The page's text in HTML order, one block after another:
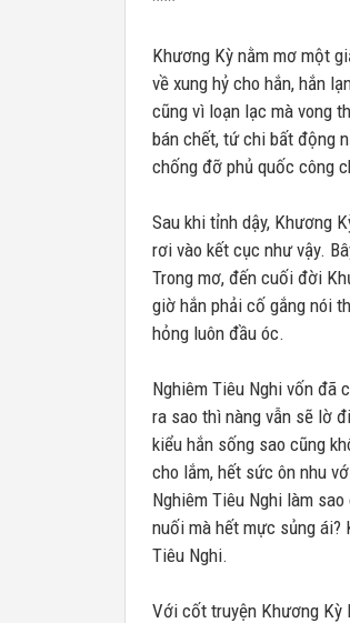
Khương Kỳ nằm mơ một
về xung hỷ cho hắn, hắn
cũng vì loạn lạc mà vong
bán chết, tứ chi bất động
chống đỡ phủ quốc công
Sau khi tỉnh dậy, Khương
rơi vào kết cục như vậy.
Trong mơ, đến cuối đời
giờ hắn phải cố gắng nói
hỏng luôn đầu óc.
Nghiêm Tiêu Nghi vốn đã
ra sao thì nàng vẫn sẽ lờ
kiểu hắn sống sao cũng
cho lắm, hết sức ôn nhu
Nghiêm Tiêu Nghi làm
nuối mà hết mực sủng
Tiêu Nghi.
Với cốt truyện Khương Kỳ